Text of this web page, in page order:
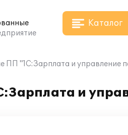
Каталог
ПП "1С:Зарплата и
и